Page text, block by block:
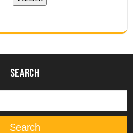
Search
Search